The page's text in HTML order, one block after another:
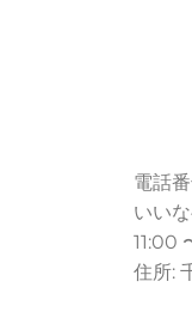
電話
いい
11:00
住所: